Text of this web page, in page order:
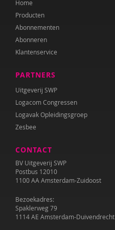
Juul Klarenbeek
Katrien van Laere
Lien Van Laere
Irma Land
Leontien Noorlander
Mandy Pijl
Elke van Riel
Ellen Rutgeerts
Pauline Slot
Home
Producten
Abonnementen
Abonneren
Klantenservice
PARTNERS
Uitgeverij SWP
Logacom Congressen
Logavak Opleidingsgroep
Zesbee
CONTACT
BV Uitgeverij SWP
Postbus 12010
1100 AA Amsterdam-Zuidoost
Bezoekadres:
Spaklerweg 79
1114 AE Amsterdam-Duivendrecht